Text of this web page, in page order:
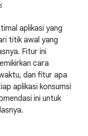
aplikasi yang
titik awal yang
Fitur ini
cara
dan fitur apa
aplikasi konsumsi
ini untuk